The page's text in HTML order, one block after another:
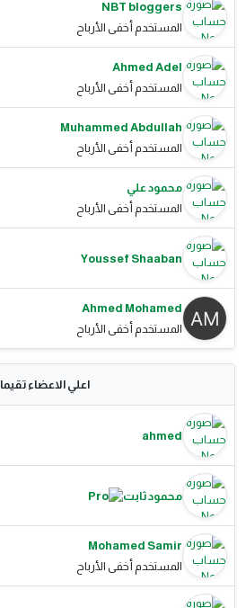
NBT bloggers
المستخدم أخفى الأرباح
Ahmed Adel
المستخدم أخفى الأرباح
Muhammed Abdullah
المستخدم أخفى الأرباح
محمود علي
المستخدم أخفى الأرباح
Youssef Shaaban
Ahmed Mohamed
المستخدم أخفى الأرباح
اعلي الاعضاء تقيما
ahmed
محمود ثابت
Mohamed Samir
المستخدم أخفى الأرباح